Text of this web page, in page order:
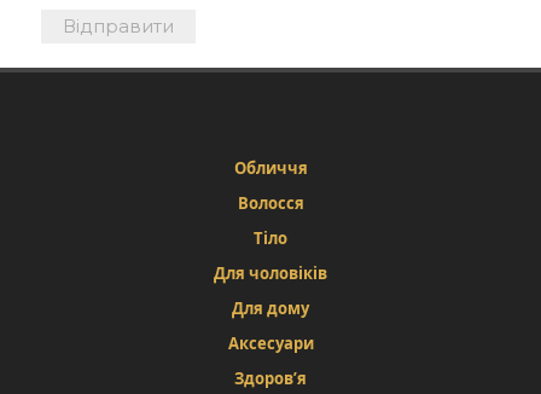
Обличчя
Волосся
Тіло
Для чоловіків
Для дому
Аксесуари
Здоров’я